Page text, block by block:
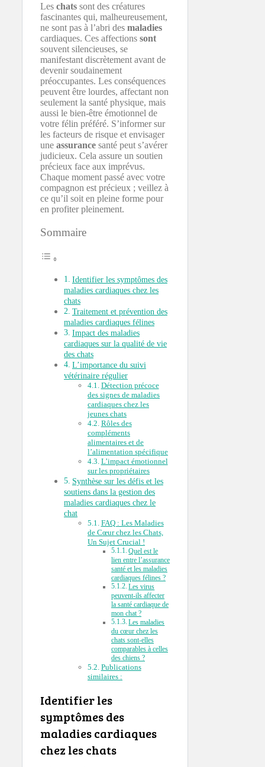
Les chats sont des créatures
fascinantes qui, malheureusement,
ne sont pas à l’abri des maladies
cardiaques. Ces affections sont
souvent silencieuses, se
manifestant discrètement avant de
devenir soudainement
préoccupantes. Les conséquences
peuvent être lourdes, affectant non
seulement la santé physique, mais
aussi le bien-être émotionnel de
votre félin préféré. S’informer sur
les facteurs de risque et envisager
une assurance santé peut s’avérer
judicieux. Cela assure un soutien
précieux face aux imprévus.
Chaque moment passé avec votre
compagnon est précieux ; veillez à
ce qu’il soit en pleine forme pour
en profiter pleinement.
Sommaire
Identifier les symptômes des
maladies cardiaques chez les
chats
Traitement et prévention des
maladies cardiaques félines
Impact des maladies
cardiaques sur la qualité de vie
des chats
L’importance du suivi
vétérinaire régulier
Détection précoce
des signes de maladies
cardiaques chez les
jeunes chats
Rôles des
compléments
alimentaires et de
l’alimentation spécifique
L’impact émotionnel
sur les propriétaires
Synthèse sur les défis et les
soutiens dans la gestion des
maladies cardiaques chez le
chat
FAQ : Les Maladies
de Cœur chez les Chats,
Un Sujet Crucial !
Quel est le
lien entre l’assurance
santé et les maladies
cardiaques félines ?
Les virus
peuvent-ils affecter
la santé cardiaque de
mon chat ?
Les maladies
du cœur chez les
chats sont-elles
comparables à celles
des chiens ?
Publications
similaires :
Identifier les
symptômes des
maladies cardiaques
chez les chats